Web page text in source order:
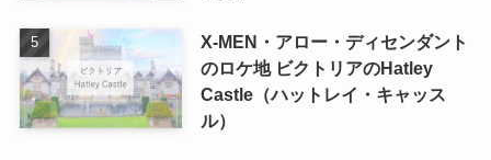
X-MEN・アロー・ディセンダント
のロケ地 ビクトリアのHatley
Castle（ハットレイ・キャッス
ル）